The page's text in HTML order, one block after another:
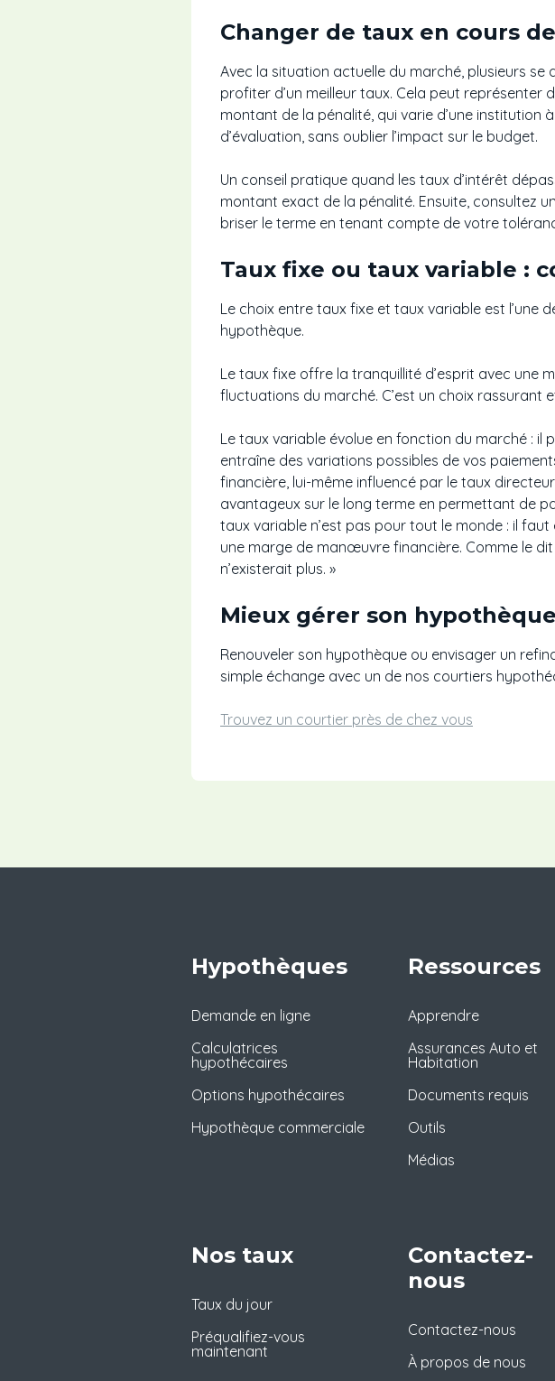
Changer de taux en cours
Avec la situation actuelle du marché, plusieurs
profiter d’un meilleur taux. Cela peut représenter
montant de la pénalité, qui varie d’une institution
d’évaluation, sans oublier l’impact sur le budget.
Un conseil pratique quand les taux d’intérêt
montant exact de la pénalité. Ensuite, consultez
briser le terme en tenant compte de votre
Taux fixe ou taux variable :
Le choix entre taux fixe et taux variable est l’une
hypothèque.
Le taux fixe offre la tranquillité d’esprit avec une
fluctuations du marché. C’est un choix rassurant
Le taux variable évolue en fonction du marché :
entraîne des variations possibles de vos
financière, lui-même influencé par le taux
avantageux sur le long terme en permettant de
taux variable n’est pas pour tout le monde : il
une marge de manœuvre financière. Comme le
n’existerait plus. »
Mieux gérer son
Renouveler son hypothèque ou envisager un
simple échange avec un de nos courtiers
Trouvez un courtier près de chez vous
Hypothèques
Demande en ligne
Calculatrices
hypothécaires
Options hypothécaires
Hypothèque commerciale
Ressources
Apprendre
Assurances Auto et
Habitation
Documents requis
Outils
Médias
Nos taux
Taux du jour
Préqualifiez-vous
maintenant
Contactez-
nous
Contactez-nous
À propos de nous